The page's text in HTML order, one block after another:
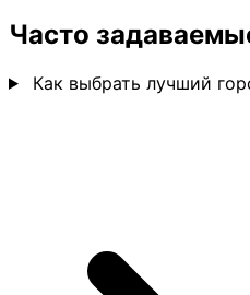
Часто
Как выбрать лучший